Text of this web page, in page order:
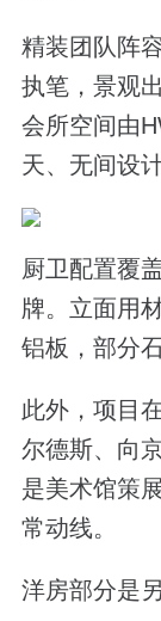
精装团队阵
执笔，景观
会所空间由
天、无间设
厨卫配置覆
牌。立面用
铝板，部分
此外，项目
尔德斯、向
是美术馆策
常动线。
洋房部分是